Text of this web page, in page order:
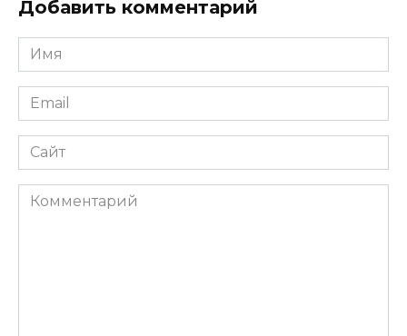
Добавить комментарий
Имя
*
Email
*
Сайт
Комментарий